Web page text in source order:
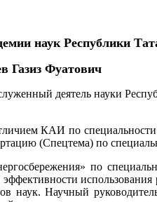
наук Республики
Газиз Фуатович
деятель науки
КАИ по
(Спецтема) по
по
наук. Научный